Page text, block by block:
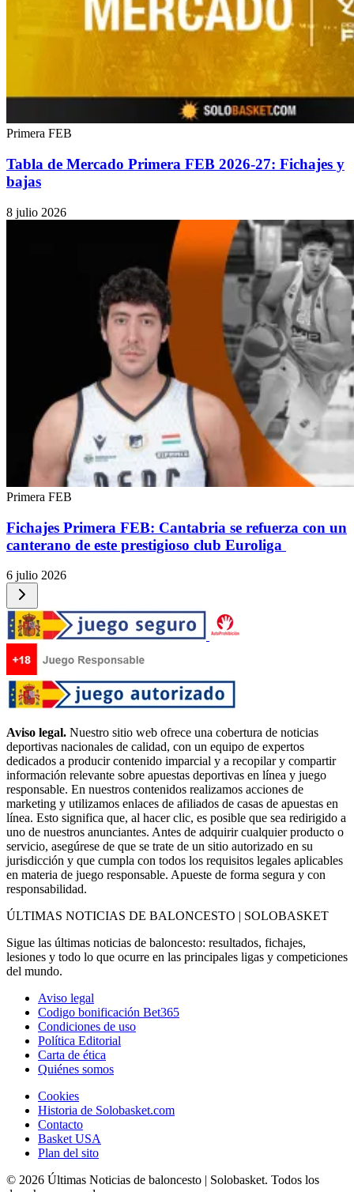
Primera FEB
Tabla de Mercado Primera FEB 2026-27: Fichajes y
bajas
8 julio 2026
Primera FEB
Fichajes Primera FEB: Cantabria se refuerza con un
canterano de este prestigioso club Euroliga
6 julio 2026
Aviso legal. Nuestro sitio web ofrece una cobertura de noticias
deportivas nacionales de calidad, con un equipo de expertos
dedicados a producir contenido imparcial y a recopilar y compartir
información relevante sobre apuestas deportivas en línea y juego
responsable. En nuestros contenidos realizamos acciones de
marketing y utilizamos enlaces de afiliados de casas de apuestas en
línea. Esto significa que, al hacer clic, es posible que sea redirigido a
uno de nuestros anunciantes. Antes de adquirir cualquier producto o
servicio, asegúrese de que se trate de un sitio autorizado en su
jurisdicción y que cumpla con todos los requisitos legales aplicables
en materia de juego responsable. Apueste de forma segura y con
responsabilidad.
ÚLTIMAS NOTICIAS DE BALONCESTO | SOLOBASKET
Sigue las últimas noticias de baloncesto: resultados, fichajes,
lesiones y todo lo que ocurre en las principales ligas y competiciones
del mundo.
Aviso legal
Codigo bonificación Bet365
Condiciones de uso
Política Editorial
Carta de ética
Quiénes somos
Cookies
Historia de Solobasket.com
Contacto
Basket USA
Plan del sito
© 2026 Últimas Noticias de baloncesto | Solobasket. Todos los